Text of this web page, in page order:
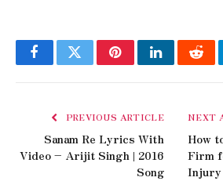
FacebookTwitterPinterestLinkedIn
PREVIOUS ARTICLE
Sanam Re Lyrics With
Video – Arijit Singh | 2016
Song
NEXT
How
Firm
Injury